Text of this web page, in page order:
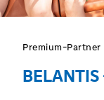
Premium-Partner